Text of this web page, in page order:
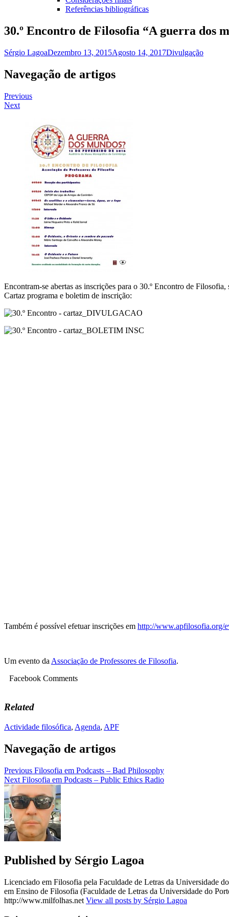
Referências bibliográficas
30.º Encontro de Filosofia “A guerra dos
Sérgio LagoaDezembro 13, 2015Agosto 14, 2017Divulgação
Navegação de artigos
Previous
Next
Encontram-se abertas as inscrições para o 30.º Encontro de
Cartaz programa e boletim de inscrição:
Também é possível efetuar inscrições em http://www.apfilosofia.org/
Um evento da Associação de Professores de Filosofia.
Facebook Comments
Related
Actividade filosófica, Agenda, APF
Navegação de artigos
Previous Filosofia em Podcasts – Bad Philosophy
Next Filosofia em Podcasts – Public Ethics Radio
Published by Sérgio Lagoa
Licenciado em Filosofia pela Faculdade de Letras da Universidade
em Ensino de Filosofia (Faculdade de Letras da Universidade do
http://www.milfolhas.net View all posts by Sérgio Lagoa